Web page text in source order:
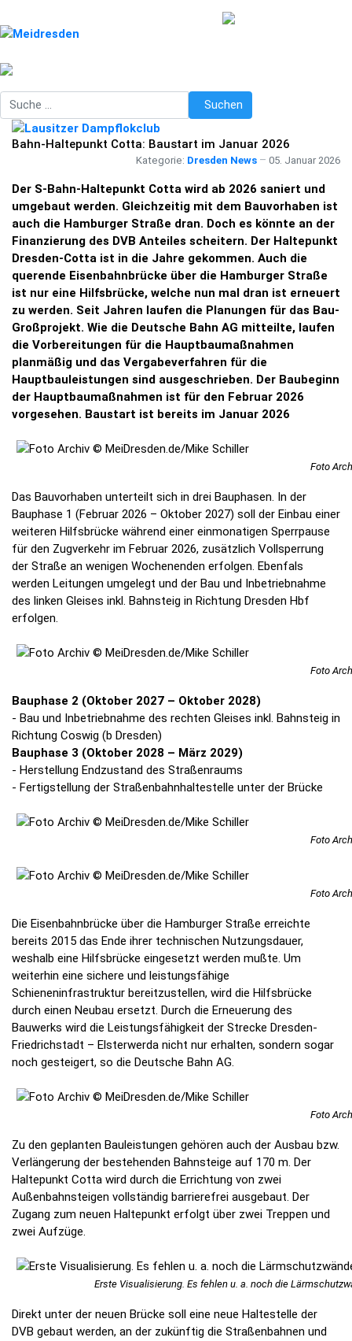
Suchen Suchen
Bahn-Haltepunkt Cotta: Baustart im Januar 2026
Kategorie: Dresden News 05. Januar 2026
Der S-Bahn-Haltepunkt Cotta wird ab 2026 saniert und
umgebaut werden. Gleichzeitig mit dem Bauvorhaben ist
auch die Hamburger Straße dran. Doch es könnte an der
Finanzierung des DVB Anteiles scheitern. Der Haltepunkt
Dresden-Cotta ist in die Jahre gekommen. Auch die
querende Eisenbahnbrücke über die Hamburger Straße
ist nur eine Hilfsbrücke, welche nun mal dran ist erneuert
zu werden. Seit Jahren laufen die Planungen für das Bau-
Großprojekt. Wie die Deutsche Bahn AG mitteilte, laufen
die Vorbereitungen für die Hauptbaumaßnahmen
planmäßig und das Vergabeverfahren für die
Hauptbauleistungen sind ausgeschrieben. Der Baubeginn
der Hauptbaumaßnahmen ist für den Februar 2026
vorgesehen. Baustart ist bereits im Januar 2026
Foto
Das Bauvorhaben unterteilt sich in drei Bauphasen. In der
Bauphase 1 (Februar 2026 – Oktober 2027) soll der Einbau einer
weiteren Hilfsbrücke während einer einmonatigen Sperrpause
für den Zugverkehr im Februar 2026, zusätzlich Vollsperrung
der Straße an wenigen Wochenenden erfolgen. Ebenfals
werden Leitungen umgelegt und der Bau und Inbetriebnahme
des linken Gleises inkl. Bahnsteig in Richtung Dresden Hbf
erfolgen.
Foto
Bauphase 2 (Oktober 2027 – Oktober 2028)
- Bau und Inbetriebnahme des rechten Gleises inkl. Bahnsteig in
Richtung Coswig (b Dresden)
Bauphase 3 (Oktober 2028 – März 2029)
- Herstellung Endzustand des Straßenraums
- Fertigstellung der Straßenbahnhaltestelle unter der Brücke
Foto
Foto
Die Eisenbahnbrücke über die Hamburger Straße erreichte
bereits 2015 das Ende ihrer technischen Nutzungsdauer,
weshalb eine Hilfsbrücke eingesetzt werden mußte. Um
weiterhin eine sichere und leistungsfähige
Schieneninfrastruktur bereitzustellen, wird die Hilfsbrücke
durch einen Neubau ersetzt. Durch die Erneuerung des
Bauwerks wird die Leistungsfähigkeit der Strecke Dresden-
Friedrichstadt – Elsterwerda nicht nur erhalten, sondern sogar
noch gesteigert, so die Deutsche Bahn AG.
Foto
Zu den geplanten Bauleistungen gehören auch der Ausbau bzw.
Verlängerung der bestehenden Bahnsteige auf 170 m. Der
Haltepunkt Cotta wird durch die Errichtung von zwei
Außenbahnsteigen vollständig barrierefrei ausgebaut. Der
Zugang zum neuen Haltepunkt erfolgt über zwei Treppen und
zwei Aufzüge.
Erste Visualisierung. Es fehlen u. a. noch die
Direkt unter der neuen Brücke soll eine neue Haltestelle der
DVB gebaut werden, an der zukünftig die Straßenbahnen und